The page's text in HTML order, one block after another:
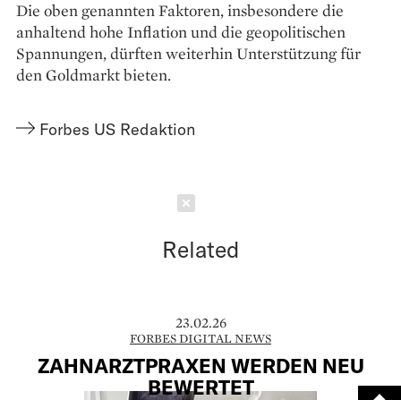
Die oben genannten Faktoren, insbesondere die
anhaltend hohe Inflation und die geopolitischen
Spannungen, dürften weiterhin Unterstützung für
den Goldmarkt bieten.
Forbes US Redaktion
Related
23.02.26
FORBES DIGITAL NEWS
ZAHNARZTPRAXEN WERDEN NEU
BEWERTET